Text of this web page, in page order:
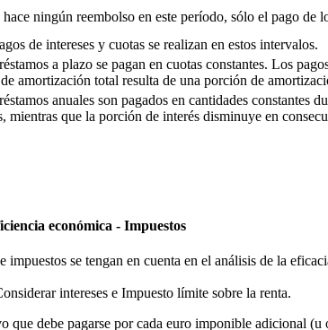
ningún reembolso en este período, sólo el pago de
de intereses y cuotas se realizan en estos intervalos.
a plazo se pagan en cuotas constantes. Los
amortización total resulta de una porción de
anuales son pagados en cantidades constantes
mientras que la porción de interés disminuye en
económica - Impuestos
impuestos se tengan en cuenta en el análisis de la
intereses e Impuesto límite sobre la renta.
que debe pagarse por cada euro imponible adicional (u